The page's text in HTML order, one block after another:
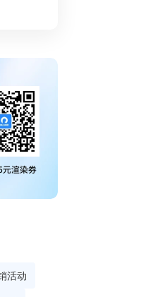
活动